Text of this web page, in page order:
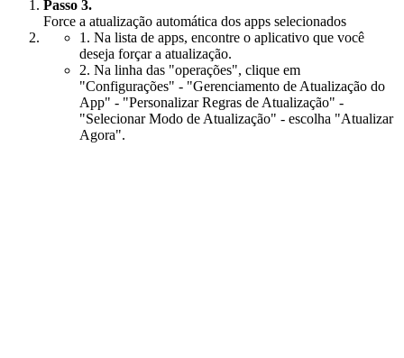
Passo 3.
Force a atualização automática dos apps selecionados
1. Na lista de apps, encontre o aplicativo que você
deseja forçar a atualização.
2. Na linha das "operações", clique em
"Configurações" - "Gerenciamento de Atualização do
App" - "Personalizar Regras de Atualização" -
"Selecionar Modo de Atualização" - escolha "Atualizar
Agora".